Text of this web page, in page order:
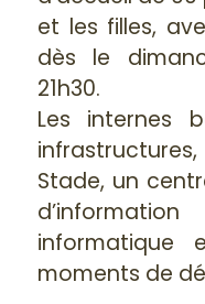
et les filles,
dès le
21h30.
Les internes
Stade, un
moments de